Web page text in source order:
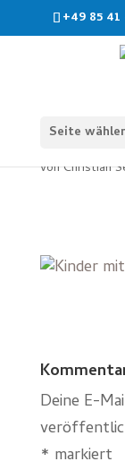
+49 85
Seite
Kind
vonChristian
Deine E-
* markiert